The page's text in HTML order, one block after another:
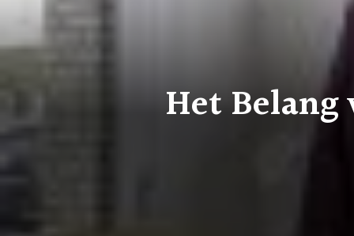
Het Belang